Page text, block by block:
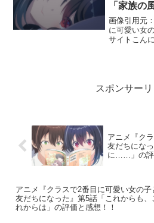
「家族の
感想！！
画像引用元
に可愛い女
サイトこん
スポンサーリ
アニメ『ク
友だちにな
に……」の評
アニメ『クラスで2番目に可愛い女の子
友だちになった』第5話「これからも、
れからは」の評価と感想！！